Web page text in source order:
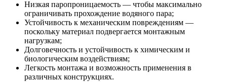
Низкая паропроницаемость — чтобы максимально
ограничивать прохождение водяного пара;
Устойчивость к механическим повреждениям —
поскольку материал подвергается монтажным
нагрузкам;
Долговечность и устойчивость к химическим и
биологическим воздействиям;
Легкость монтажа и возможность применения в
различных конструкциях.